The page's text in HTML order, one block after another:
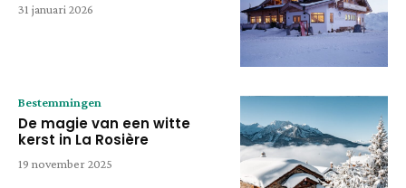
31 januari 2026
Bestemmingen
De magie van een witte
kerst in La Rosière
19 november 2025